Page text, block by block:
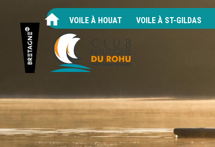
VOILE À HOUAT VOILE À ST-GILDAS